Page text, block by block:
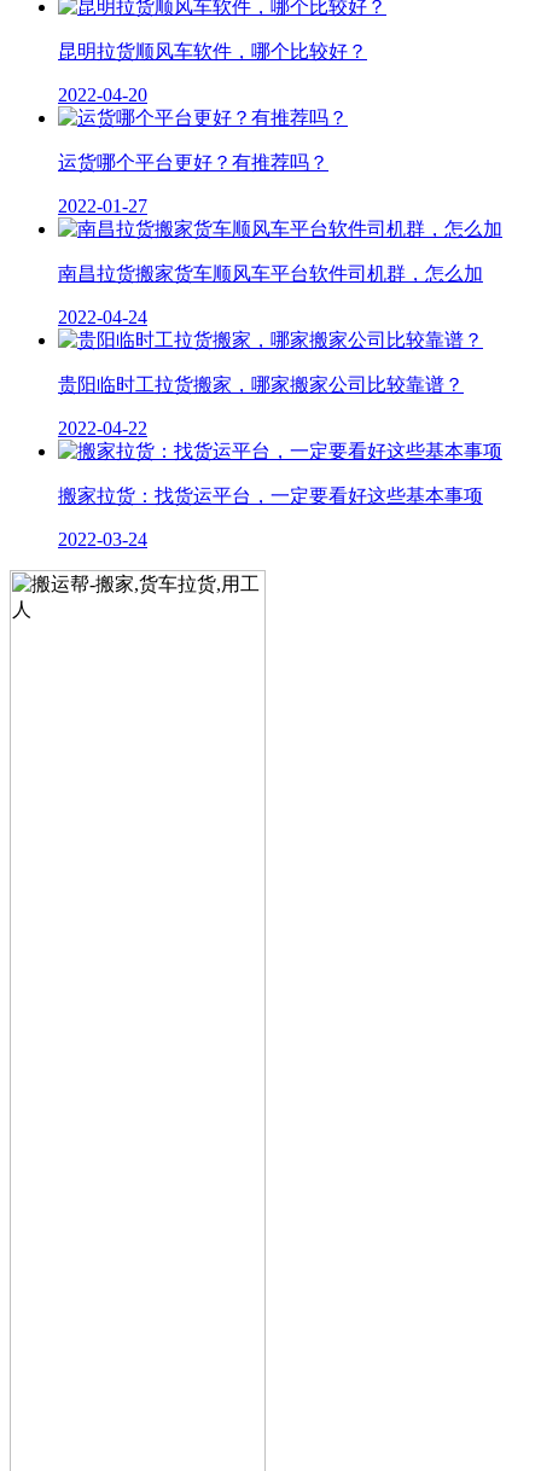
昆明拉货顺风车软件，哪个比较好？
2022-04-20
运货哪个平台更好？有推荐吗？
2022-01-27
南昌拉货搬家货车顺风车平台软件司机群，怎么加
2022-04-24
贵阳临时工拉货搬家，哪家搬家公司比较靠谱？
2022-04-22
搬家拉货：找货运平台，一定要看好这些基本事项
2022-03-24